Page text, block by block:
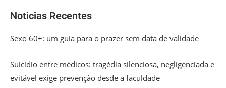
Noticias Recentes
Sexo 60+: um guia para o prazer sem data de validade
Suicídio entre médicos: tragédia silenciosa, negligenciada e
evitável exige prevenção desde a faculdade